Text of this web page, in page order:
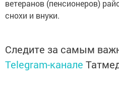
ветеранов (пенсионеров)
снохи и внуки.
Следите за самым
Telegram-канале